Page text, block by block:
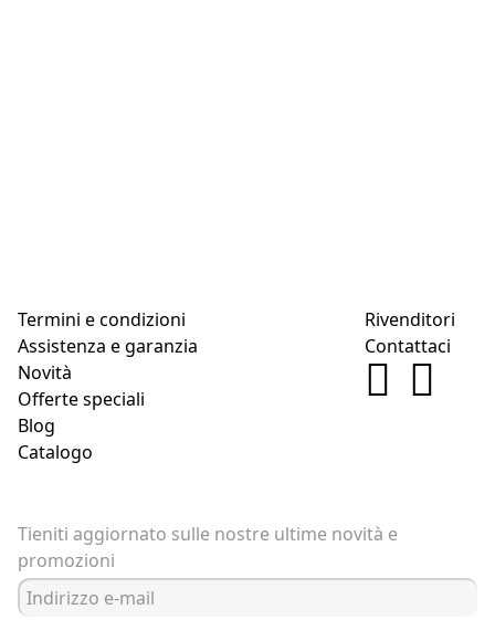
Termini e condizioni
Assistenza e garanzia
Novità
Offerte speciali
Blog
Catalogo
Rivenditori
Contattaci
Tieniti aggiornato sulle nostre ultime novità e
promozioni